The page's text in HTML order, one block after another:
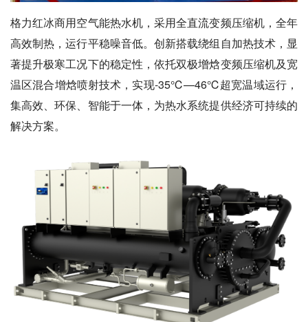
格力红冰商用空气能热水机，采用全直流变频压缩机，全年
高效制热，运行平稳噪音低。创新搭载绕组自加热技术，显
著提升极寒工况下的稳定性，依托双极增焓变频压缩机及宽
温区混合增焓喷射技术，实现-35℃—46℃超宽温域运行，
集高效、环保、智能于一体，为热水系统提供经济可持续的
解决方案。